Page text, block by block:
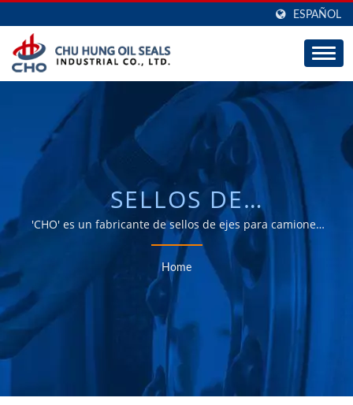
ESPAÑOL
SELLOS DE
AMORTIGUADOR DE
CHOQUEBUSCADO |
FABRICANTE TAIWANÉS
DE SELLOS DE EJE Y
SELLOS DE ACEITE DE
ALTA CALIDAD - CHO
'CHO' es un fabricante de sellos de ejes para camiones
y remolques, con una gran capacidad de ODM y OEM
durante 30 años.
Home